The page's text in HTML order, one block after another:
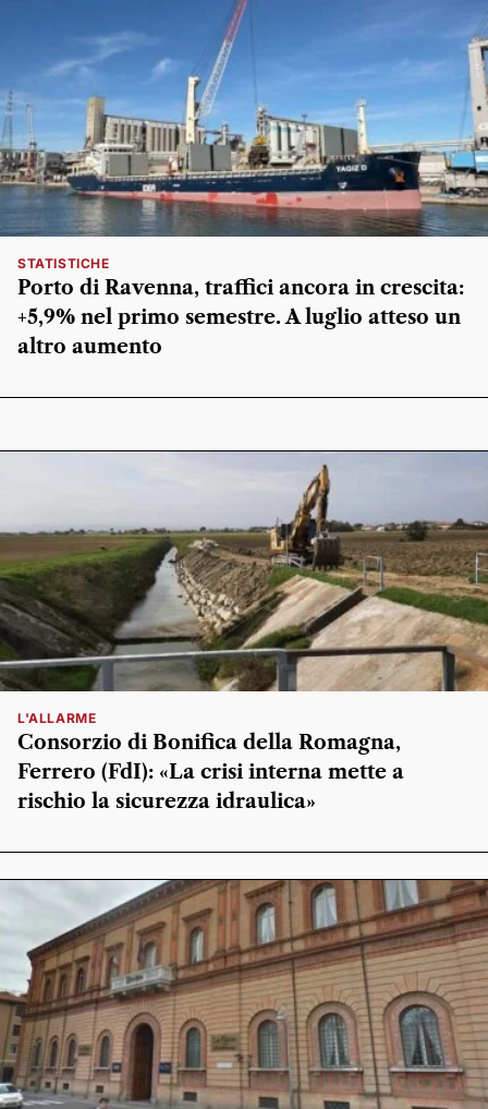
STATISTICHE
Porto di Ravenna, traffici ancora in crescita:
+5,9% nel primo semestre. A luglio atteso un
altro aumento
L'ALLARME
Consorzio di Bonifica della Romagna,
Ferrero (FdI): «La crisi interna mette a
rischio la sicurezza idraulica»